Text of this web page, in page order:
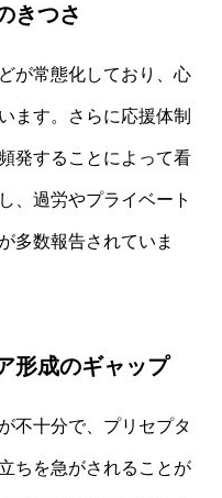
きつさ
が常態化しており、心
ます。さらに応援体制
発することによって看
、過労やプライベート
多数報告されていま
形成のギャップ
不十分で、プリセプタ
ちを急がされることが